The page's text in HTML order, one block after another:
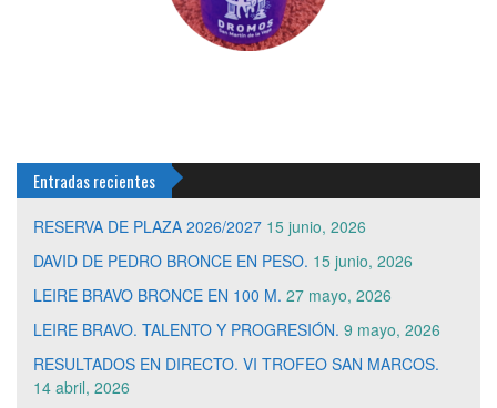
Entradas recientes
RESERVA DE PLAZA 2026/2027 15 junio, 2026
DAVID DE PEDRO BRONCE EN PESO. 15 junio, 2026
LEIRE BRAVO BRONCE EN 100 M. 27 mayo, 2026
LEIRE BRAVO. TALENTO Y PROGRESIÓN. 9 mayo, 2026
RESULTADOS EN DIRECTO. VI TROFEO SAN MARCOS.
14 abril, 2026